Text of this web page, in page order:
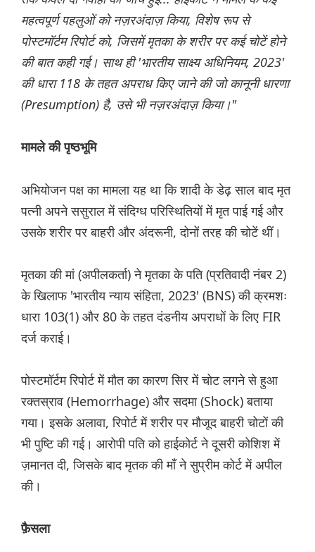
महत्वपूर्ण पहलुओं को नज़रअंदाज़ किया, विशेष रूप से
पोस्टमॉर्टम रिपोर्ट को, जिसमें मृतका के शरीर पर कई चोटें होने
की बात कही गई। साथ ही 'भारतीय साक्ष्य अधिनियम, 2023'
की धारा 118 के तहत अपराध किए जाने की जो कानूनी धारणा
(Presumption) है, उसे भी नज़रअंदाज़ किया।"
मामले की पृष्ठभूमि
अभियोजन पक्ष का मामला यह था कि शादी के डेढ़ साल बाद मृत
पत्नी अपने ससुराल में संदिग्ध परिस्थितियों में मृत पाई गई और
उसके शरीर पर बाहरी और अंदरूनी, दोनों तरह की चोटें थीं।
मृतका की मां (अपीलकर्ता) ने मृतका के पति (प्रतिवादी नंबर 2)
के खिलाफ 'भारतीय न्याय संहिता, 2023' (BNS) की क्रमशः
धारा 103(1) और 80 के तहत दंडनीय अपराधों के लिए FIR
दर्ज कराई।
पोस्टमॉर्टम रिपोर्ट में मौत का कारण सिर में चोट लगने से हुआ
रक्तस्राव (Hemorrhage) और सदमा (Shock) बताया
गया। इसके अलावा, रिपोर्ट में शरीर पर मौजूद बाहरी चोटों की
भी पुष्टि की गई। आरोपी पति को हाईकोर्ट ने दूसरी कोशिश में
ज़मानत दी, जिसके बाद मृतक की माँ ने सुप्रीम कोर्ट में अपील
की।
फ़ैसला